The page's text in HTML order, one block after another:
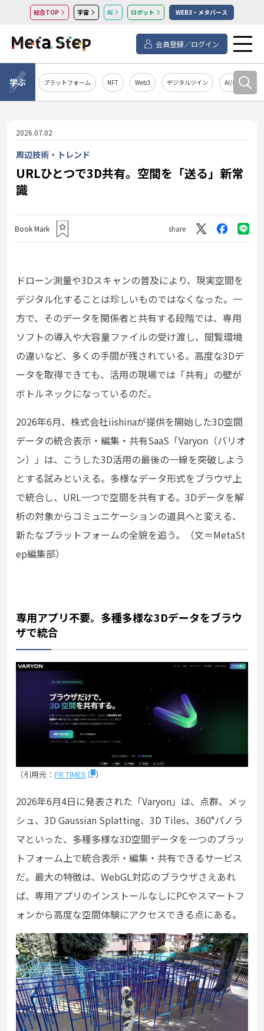
総合TOP 宇宙 AI ロボット WEB3・メタバース
会員登録／ログイン
学ぶ プラットフォーム NFT Web3 デジタルツイン AI/自然言語処
2026.07.02
周辺技術・トレンド
URLひとつで3D共有。空間を「送る」新常
識
Book Mark share
ドローン測量や3Dスキャンの普及により、現実空間を
デジタル化することは珍しいものではなくなった。一
方で、そのデータを関係者と共有する段階では、専用
ソフトの導入や大容量ファイルの受け渡し、閲覧環境
の違いなど、多くの手間が残されている。高度な3Dデ
ータを取得できても、活用の現場では「共有」の壁が
ボトルネックになっているのだ。
2026年6月、株式会社iishinaが提供を開始した3D空間
データの統合表示・編集・共有SaaS「Varyon（バリオ
ン）」は、こうした3D活用の最後の一線を突破しよう
とする試みといえる。多様なデータ形式をブラウザ上
で統合し、URL一つで空間を共有する。3Dデータを解
析の対象からコミュニケーションの道具へと変える、
新たなプラットフォームの全貌を追う。（文＝MetaSt
ep編集部）
専用アプリ不要。多種多様な3Dデータをブラウ
ザで統合
（引用元： PR TIMES ）
2026年6月4日に発表された「Varyon」は、点群、メッ
シュ、3D Gaussian Splatting、3D Tiles、360°パノラ
マといった、多種多様な3D空間データを一つのプラッ
トフォーム上で統合表示・編集・共有できるサービス
だ。最大の特徴は、WebGL対応のブラウザさえあれ
ば、専用アプリのインストールなしにPCやスマートフ
ォンから高度な空間体験にアクセスできる点にある。